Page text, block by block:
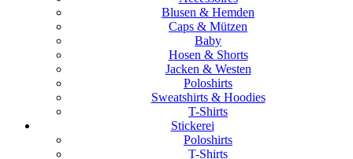
Blusen & Hemden
Caps & Mützen
Baby
Hosen & Shorts
Jacken & Westen
Poloshirts
Sweatshirts & Hoodies
T-Shirts
Stickerei
Poloshirts
T-Shirts